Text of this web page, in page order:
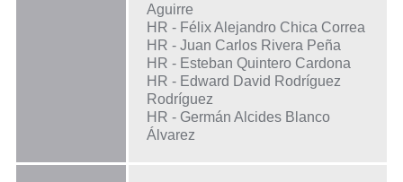
Aguirre
HR - Félix Alejandro Chica Correa
HR - Juan Carlos Rivera Peña
HR - Esteban Quintero Cardona
HR - Edward David Rodríguez
Rodríguez
HR - Germán Alcides Blanco
Álvarez